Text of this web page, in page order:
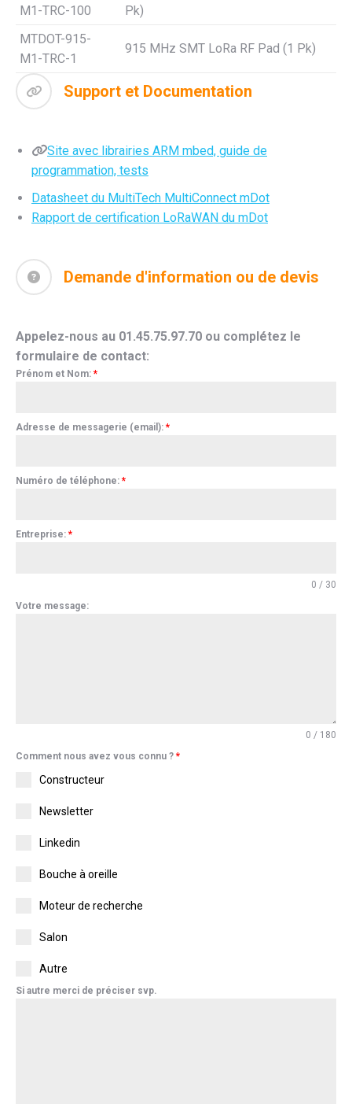
M1-TRC-100
Pk)
MTDOT-915-
M1-TRC-1
915 MHz SMT LoRa RF Pad (1 Pk)
Support et Documentation
Site avec librairies ARM mbed, guide de
programmation, tests
Datasheet du MultiTech MultiConnect mDot
Rapport de certification LoRaWAN du mDot
Demande d'information ou de devis
Appelez-nous au 01.45.75.97.70 ou complétez le
formulaire de contact:
Prénom et Nom: *
Adresse de messagerie (email): *
Numéro de téléphone: *
Entreprise: *
0 / 30
Votre message:
0 / 180
Comment nous avez vous connu ? *
Constructeur
Newsletter
Linkedin
Bouche à oreille
Moteur de recherche
Salon
Autre
Si autre merci de préciser svp.